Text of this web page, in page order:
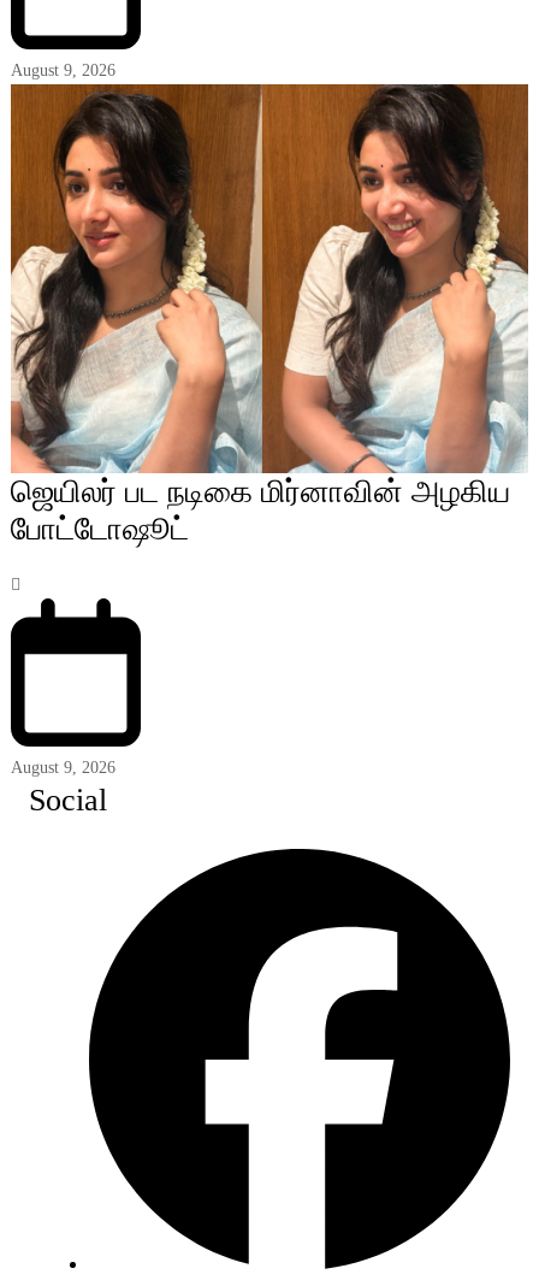
August 9, 2026
ஜெயிலர் பட நடிகை மிர்னாவின் அழகிய
போட்டோஷூட்
August 9, 2026
Social